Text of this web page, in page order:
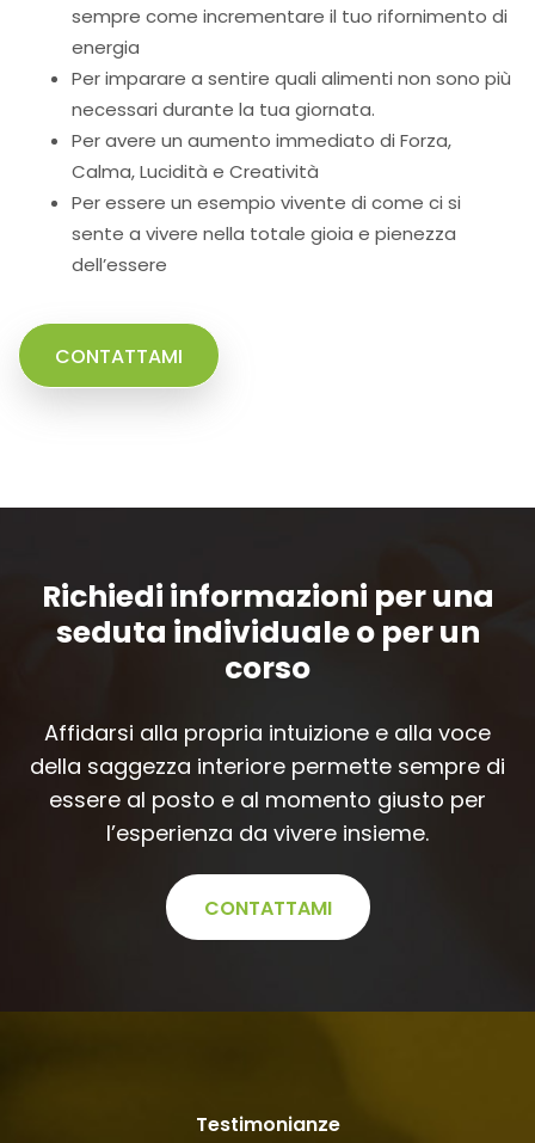
sempre come incrementare il tuo rifornimento di
energia
Per imparare a sentire quali alimenti non sono più
necessari durante la tua giornata.
Per avere un aumento immediato di Forza,
Calma, Lucidità e Creatività
Per essere un esempio vivente di come ci si
sente a vivere nella totale gioia e pienezza
dell’essere
CONTATTAMI
Richiedi informazioni per una
seduta individuale o per un
corso
Affidarsi alla propria intuizione e alla voce
della saggezza interiore permette sempre di
essere al posto e al momento giusto per
l’esperienza da vivere insieme.
CONTATTAMI
Testimonianze